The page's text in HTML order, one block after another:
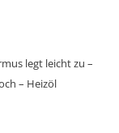
legt leicht zu –
– Heizöl